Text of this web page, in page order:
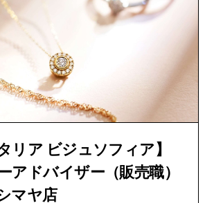
リア ビジュソフィア】
アドバイザー（販売職）
マヤ店